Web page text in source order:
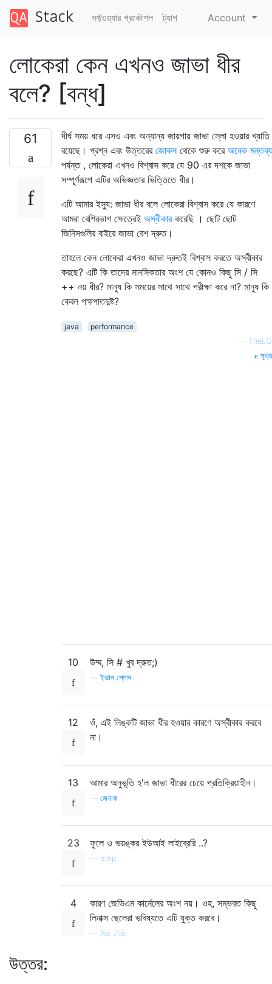
সফ্টওয়্যার প্রকৌশল ট্যাগ Account
লোকেরা কেন এখনও জাভা ধীর
বলে? [বন্ধ]
61
দীর্ঘ সময় ধরে এসও এবং অন্যান্য জায়গায় জাভা স্লো হওয়ার খ্যাতি
রয়েছে। প্রশ্ন এবং উত্তরের জোকসথেকে শুরু করে অনেক মন্তব্য
পর্যন্ত , লোকেরা এখনও বিশ্বাস করে যে 90 এর দশকে জাভা
সম্পূর্ণরূপে এটির অভিজ্ঞতার ভিত্তিতে ধীর।
এটি আমার ইস্যু: জাভা ধীর বলে লোকেরা বিশ্বাস করে যে কারণে
আমরা বেশিরভাগ ক্ষেত্রেই অস্বীকারকরেছি । ছোট ছোট
জিনিসগুলির বাইরে জাভা বেশ দ্রুত।
তাহলে কেন লোকেরা এখনও জাভা দ্রুতই বিশ্বাস করতে অস্বীকার
করছে? এটি কি তাদের মানসিকতার অংশ যে কোনও কিছু সি / সি
++ নয় ধীর? মানুষ কি সময়ের সাথে সাথে পরীক্ষা করে না? মানুষ কি
কেবল পক্ষপাতদুষ্ট?
java
performance
— TheLQ
সূত্র
10 উম্ম, সি # খুব দ্রুত;)
—ইভান প্লেস
12
ওঁ, এই লিঙ্কটি জাভা ধীর হওয়ার কারণে অস্বীকার করবে
না।
13 আমার অনুভূতি হ'ল জাভা ধীরের চেয়ে প্রতিক্রিয়াহীন।
জেনাক
23 ফুলে ও ভয়ঙ্কর ইউআই লাইব্রেরি ..?
dmp
4
কারণ জেভিএম কার্নেলের অংশ নয়। ওহ, সম্ভবত কিছু
লিনাক্স ছেলেরা ভবিষ্যতে এটি যুক্ত করবে।
— Xiè Jìléi
উত্তর: